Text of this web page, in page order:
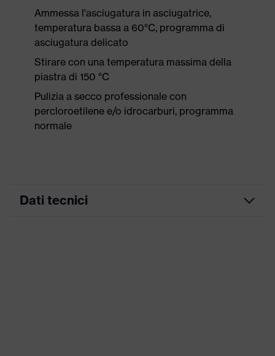
Ammessa l'asciugatura in asciugatrice,
temperatura bassa a 60°C, programma di
asciugatura delicato
Stirare con una temperatura massima della
piastra di 150 °C
Pulizia a secco professionale con
percloroetilene e/o idrocarburi, programma
normale
Dati tecnici